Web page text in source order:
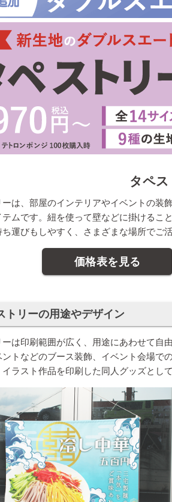
タペス
ーは、部屋のインテリアやイベントの装
ムです。紐を使って壁などに掛けるこ
運びもしやすく、さまざまな場所でご
価格表を見る
トリーの用途やデザイン
ーは印刷範囲が広く、用途にあわせて自
ントなどのブース装飾、イベント会場で
ラスト作品を印刷した同人グッズとし